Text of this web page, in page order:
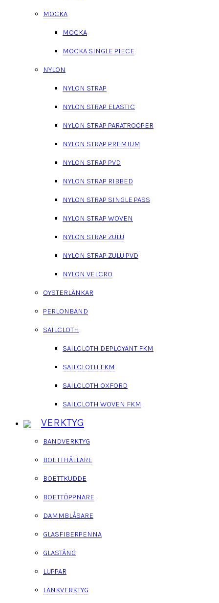
MOCKA
MOCKA
MOCKA SINGLE PIECE
NYLON
NYLON STRAP
NYLON STRAP ELASTIC
NYLON STRAP PARATROOPER
NYLON STRAP PREMIUM
NYLON STRAP PVD
NYLON STRAP RIBBED
NYLON STRAP SINGLE PASS
NYLON STRAP WOVEN
NYLON STRAP ZULU
NYLON STRAP ZULU PVD
NYLON VELCRO
OYSTERLÄNKAR
PERLONBAND
SAILCLOTH
SAILCLOTH DEPLOYANT FKM
SAILCLOTH FKM
SAILCLOTH OXFORD
SAILCLOTH WOVEN FKM
VERKTYG
BANDVERKTYG
BOETTHÅLLARE
BOETTKUDDE
BOETTÖPPNARE
DAMMBLÅSARE
GLASFIBERPENNA
GLASTÅNG
LUPPAR
LÄNKVERKTYG